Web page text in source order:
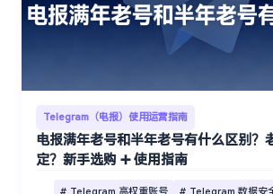
Telegram（电报）使用运营指南
电报满年老号和半年老号有什么区别？
定？新手选购 ➕ 使用指南